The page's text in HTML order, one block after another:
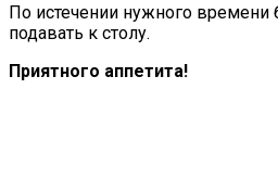
По истечении нужного
подавать к столу.
Приятного аппетита!